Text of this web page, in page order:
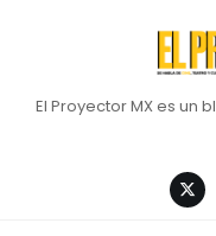
El Proyector MX es un